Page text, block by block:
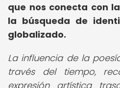
que nos conecta con
la búsqueda de
globalizado.
La influencia de la
través del tiempo,
expresión artística